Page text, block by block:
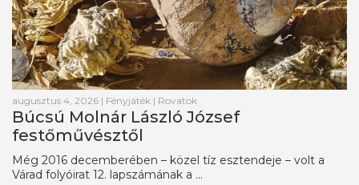
augusztus 4, 2026 | Fényjáték | Rovatok
Búcsú Molnár László József
festőművésztől
Még 2016 decemberében – közel tíz esztendeje – volt a
Várad folyóirat 12. lapszámának a ...